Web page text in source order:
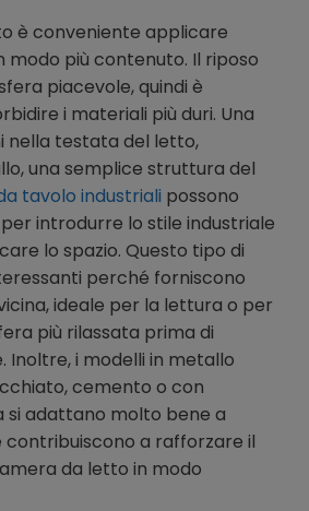
è conveniente applicare
modo più contenuto. Il riposo
piacevole, quindi è
i materiali più duri. Una
nella testata del letto,
una semplice struttura del
tavolo industriali possono
introdurre lo stile industriale
lo spazio. Questo tipo di
perché forniscono
ideale per la lettura o per
più rilassata prima di
Inoltre, i modelli in metallo
cemento o con
si adattano molto bene a
a rafforzare il
da letto in modo